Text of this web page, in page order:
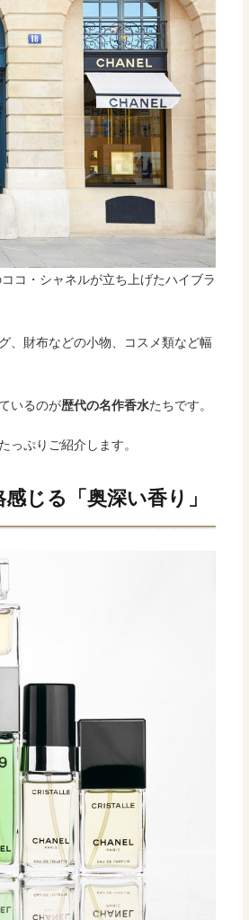
コ・シャネルが立ち上げたハイブラ
、財布などの小物、コスメ類など幅
いるのが歴代の名作香水たちです。
っぷりご紹介します。
じる「奥深い香り」